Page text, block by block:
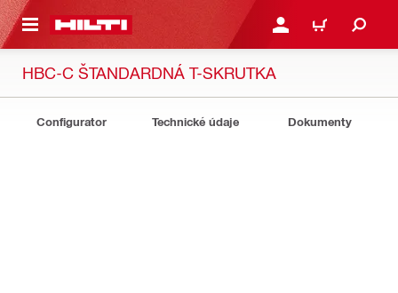
HLAVNÝ OBSAH PRIHLÁSIŤ ALEBO
KOŠÍK
HBC-C ŠTANDARDNÁ T-SKRUTKA
Configurator Technické údaje Dokumenty